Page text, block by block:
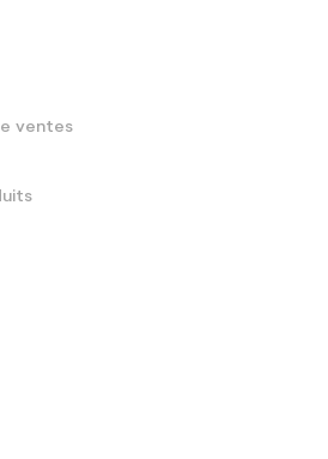
ventes